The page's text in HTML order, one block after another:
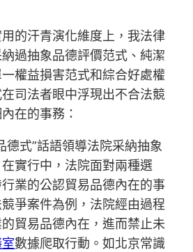
的汗青演化維度上，我法律
過抽象品德評價范式、純潔
權益損害范式和綜合好處權
司法者眼中浮現出不合法競
在的事務：
德式”話語領導法院采納抽象
實行中，法院面對兩種選
業的公認貿易品德內在的事
爭案件為例，法院經由過程
貿易品德內在，進而禁止未
數據爬取行動。如北京常識